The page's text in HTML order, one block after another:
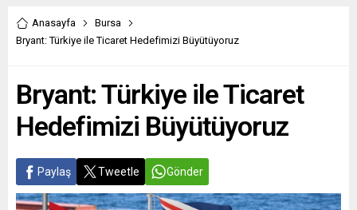
Anasayfa
Bursa
Bryant: Türkiye ile Ticaret Hedefimizi Büyütüyoruz
Bryant: Türkiye ile Ticaret
Hedefimizi Büyütüyoruz
Paylaş Tweetle Gönder